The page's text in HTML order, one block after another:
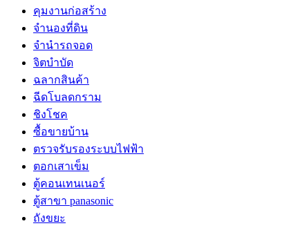
คุมงานก่อสร้าง
จำนองที่ดิน
จำนำรถจอด
จิตบำบัด
ฉลากสินค้า
ฉีดโบลดกราม
ชิงโชค
ซื้อขายบ้าน
ตรวจรับรองระบบไฟฟ้า
ตอกเสาเข็ม
ตู้คอนเทนเนอร์
ตู้สาขา panasonic
ถังขยะ